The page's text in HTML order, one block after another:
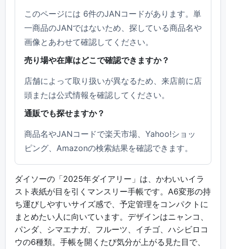
このページには 6件のJANコードがあります。単
一商品のJANではないため、探している商品名や
画像とあわせて確認してください。
売り場や在庫はどこで確認できますか？
店舗によって取り扱いが異なるため、来店前に店
頭または公式情報を確認してください。
通販でも探せますか？
商品名やJANコードで楽天市場、Yahoo!ショッ
ピング、Amazonの検索結果を確認できます。
ダイソーの「2025年ダイアリー」は、かわいいイラ
スト表紙が目を引くマンスリー手帳です。A6変形の持
ち運びしやすいサイズ感で、予定管理をコンパクトに
まとめたい人に向いています。デザインはニャンコ、
パンダ、シマエナガ、フルーツ、イチゴ、ハシビロコ
ウの6種類。手帳を開くたび気分が上がる見た目で、